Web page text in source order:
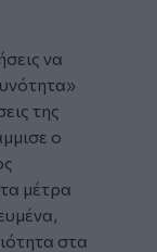
να
της
ο
μέτρα
στα